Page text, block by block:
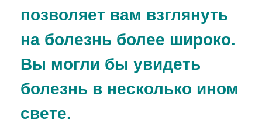
позволяет вам взглянуть
на болезнь более широко.
Вы могли бы увидеть
болезнь в несколько ином
свете.